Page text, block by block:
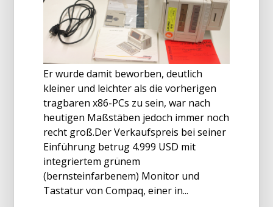
Er wurde damit beworben, deutlich
kleiner und leichter als die vorherigen
tragbaren x86-PCs zu sein, war nach
heutigen Maßstäben jedoch immer noch
recht groß.Der Verkaufspreis bei seiner
Einführung betrug 4.999 USD mit
integriertem grünem
(bernsteinfarbenem) Monitor und
Tastatur von Compaq, einer in...